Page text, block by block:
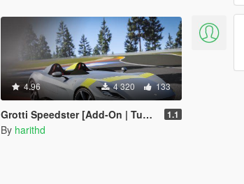
4.96 4 320 133
Grotti Speedster [Add-On | Tuning] 1.1
By harithd